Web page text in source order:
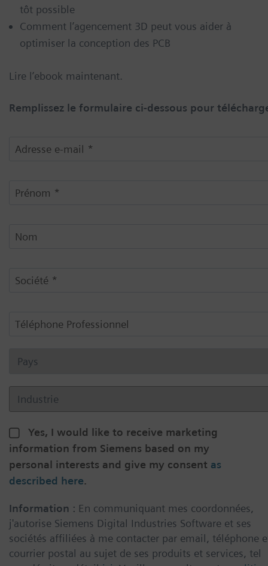
tôt possible
Comment l’agencement 3D peut vous aider à
optimiser la conception des PCB
Lire l’ebook maintenant.
Remplissez le formulaire ci-dessous pour
Yes, I would like to receive marketing
information from Siemens based on my
personal interests and give my consent as
described here.
Information : En communiquant mes coordonnées,
j'autorise Siemens Digital Industries Software et ses
sociétés affiliées à me contacter par email, téléphone
courrier postal au sujet de ses produits et services, tel